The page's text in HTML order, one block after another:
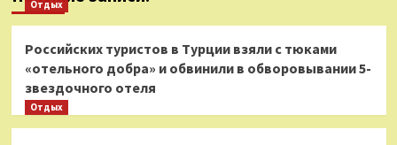
Отдых
Российских туристов в Турции взяли с тюками
«отельного добра» и обвинили в обворовывании 5-
звездочного отеля
Отдых